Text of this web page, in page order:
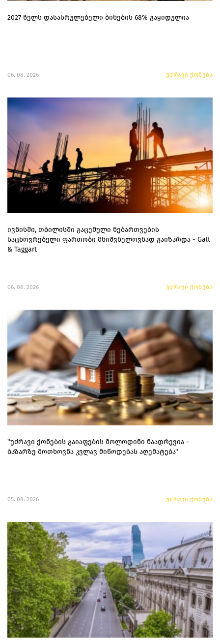
2027 წელს დასასრულებელი ბინების 68% გაყიდულია
06. 08. 2026 უძრავი ქონება
ივნისში, თბილისში გაცემული ნებართვების
საცხოვრებელი ფართობი მნიშვნელოვნად გაიზარდა - Galt
& Taggart
06. 08. 2026 უძრავი ქონება
"უძრავი ქონების გაიაფების მოლოდინი ნაადრევია -
ბაზარზე მოთხოვნა კვლავ მიწოდებას აღემატება"
05. 08. 2026 უძრავი ქონება